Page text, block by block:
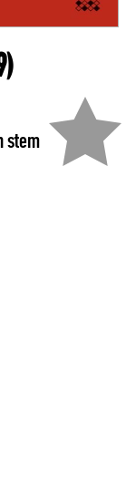
stem